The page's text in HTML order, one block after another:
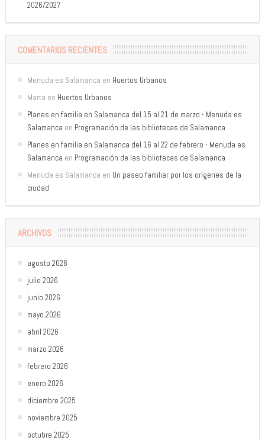
2026/2027
COMENTARIOS RECIENTES
Menuda es Salamanca en Huertos Urbanos
Marta en Huertos Urbanos
Planes en familia en Salamanca del 15 al 21 de marzo - Menuda es
Salamanca en Programación de las bibliotecas de Salamanca
Planes en familia en Salamanca del 16 al 22 de febrero - Menuda es
Salamanca en Programación de las bibliotecas de Salamanca
Menuda es Salamanca en Un paseo familiar por los orígenes de la
ciudad
ARCHIVOS
agosto 2026
julio 2026
junio 2026
mayo 2026
abril 2026
marzo 2026
febrero 2026
enero 2026
diciembre 2025
noviembre 2025
octubre 2025